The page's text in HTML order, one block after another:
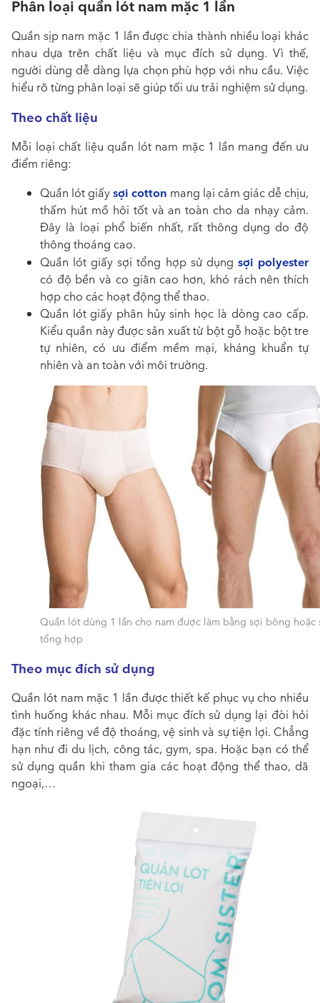
Phân loại quần lót nam mặc 1 lần
Quần sịp nam mặc 1 lần được chia thành nhiều loại khác
nhau dựa trên chất liệu và mục đích sử dụng. Vì thế,
người dùng dễ dàng lựa chọn phù hợp với nhu cầu. Việc
hiểu rõ từng phân loại sẽ giúp tối ưu trải nghiệm sử dụng.
Theo chất liệu
Mỗi loại chất liệu quần lót nam mặc 1 lần mang đến ưu
điểm riêng:
Quần lót giấysợi cotton mang lại cảm giác dễ chịu,
thấm hút mồ hôi tốt và an toàn cho da nhạy cảm.
Đây là loại phổ biến nhất, rất thông dụng do độ
thông thoáng cao.
Quần lót giấy sợi tổng hợp sử dụng sợi polyester
có độ bền và co giãn cao hơn, khó rách nên thích
hợp cho các hoạt động thể thao.
Quần lót giấy phân hủy sinh học là dòng cao cấp.
Kiểu quần này được sản xuất từ bột gỗ hoặc bột tre
tự nhiên, có ưu điểm mềm mại, kháng khuẩn tự
nhiên và an toàn với môi trường.
Quần lót dùng 1 lần cho nam được làm bằng sợi bông hoặc
tổng hợp
Theo mục đích sử dụng
Quần lót nam mặc 1 lần được thiết kế phục vụ cho nhiều
tình huống khác nhau. Mỗi mục đích sử dụng lại đòi hỏi
đặc tính riêng về độ thoáng, vệ sinh và sự tiện lợi. Chẳng
hạn như đi du lịch, công tác, gym, spa. Hoặc bạn có thể
sử dụng quần khi tham gia các hoạt động thể thao, dã
ngoại,…